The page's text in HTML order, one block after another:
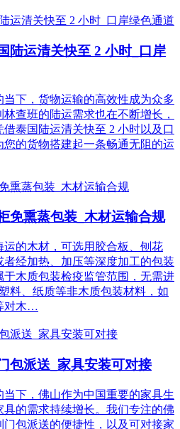
陆运清关快至 2 小时_口岸
下，货物运输的高效性成为众多
查班的陆运需求也在不断增长，
泰国陆运清关快至 2 小时以及口
的货物搭建起一条畅通无阻的运
免熏蒸包装_木材运输合规
的木材，可选用胶合板、刨花
经加热、加压等深度加工的包装
木质包装检疫监管范围，无需进
料、纸质等非木质包装材料，如
对木…
包派送_家具安装可对接
下，佛山作为中国重要的家具生
的需求持续增长。我们专注的佛
包派送的便捷性，以及可对接家